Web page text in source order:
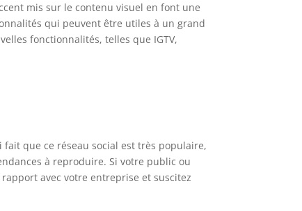
mis sur le contenu visuel en font une
qui peuvent être utiles à un grand
fonctionnalités, telles que IGTV,
que ce réseau social est très populaire,
à reproduire. Si votre public ou
avec votre entreprise et suscitez